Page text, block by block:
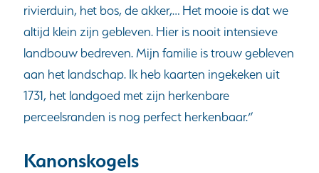
rivierduin, het bos, de akker,… Het mooie is dat we
altijd klein zijn gebleven. Hier is nooit intensieve
landbouw bedreven. Mijn familie is trouw gebleven
aan het landschap. Ik heb kaarten ingekeken uit
1731, het landgoed met zijn herkenbare
perceelsranden is nog perfect herkenbaar.”
Kanonskogels